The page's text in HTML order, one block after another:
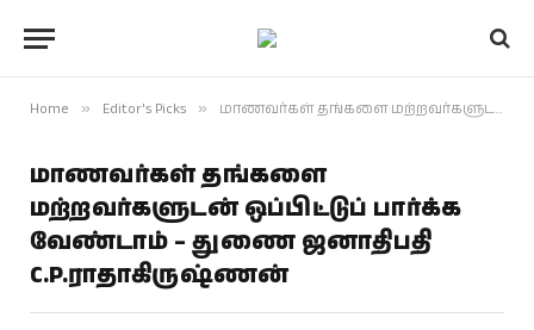
Home » Editor's Picks » மாணவர்கள் தங்களை மற்றவர்களுடன் ஒப்பிட்டுப் பார்க்க வேண்டாம் – துணை ஜனாதிபதி C.P.ராதாகிருஷ்ணன்
மாணவர்கள் தங்களை
மற்றவர்களுடன் ஒப்பிட்டுப் பார்க்க
வேண்டாம் – துணை ஜனாதிபதி
C.P.ராதாகிருஷ்ணன்